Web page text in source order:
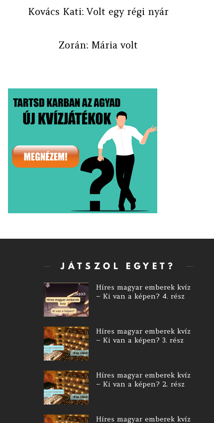
Kovács Kati: Volt egy régi nyár
Zorán: Mária volt
JÁTSZOL EGYET?
Híres magyar emberek kvíz
– Ki van a képen? 4. rész
Híres magyar emberek kvíz
– Ki van a képen? 3. rész
Híres magyar emberek kvíz
– Ki van a képen? 2. rész
Híres magyar emberek kvíz